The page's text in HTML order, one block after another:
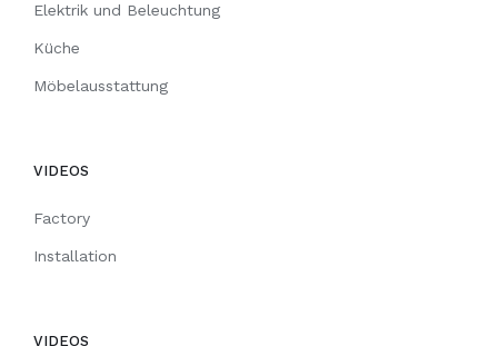
Elektrik und Beleuchtung
Küche
Möbelausstattung
VIDEOS
Factory
Installation
VIDEOS